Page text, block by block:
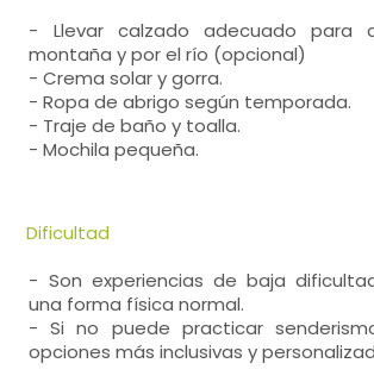
- Llevar calzado adecuado para
montaña y por el río (opcional)
- Crema solar y gorra.
- Ropa de abrigo según temporada.
- Traje de baño y toalla.
- Mochila pequeña.
Dificultad
- Son experiencias de baja
una forma física normal.
- Si no puede practicar
opciones más inclusivas y